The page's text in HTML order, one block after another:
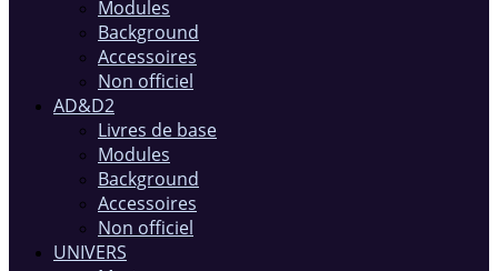
Modules
Background
Accessoires
Non officiel
AD&D2
Livres de base
Modules
Background
Accessoires
Non officiel
UNIVERS